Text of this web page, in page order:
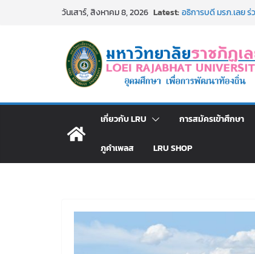
วันเสาร์, สิงหาคม 8, 2026 Latest:ม.ราชภัฏเลย จัดมหกร
ปีงบประมาณ พ.ศ.
ประกาศผู้ชนะการเ
โดยวิธีเฉพาะเจาะจง
ม.ราชภัฏเลย จัดกิจก
รายชื่อผู้ผ่านการสอ
มหาวิทยาลัยราชภัฏเ
เกี่ยวกับ LRU การสมัครเข้าศึกษา
ภูคำเพลส LRU SHOP